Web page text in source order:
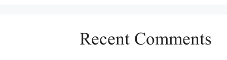
Recent Comments